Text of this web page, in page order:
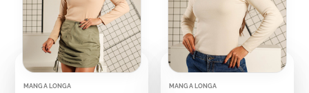
MANGA LONGA MANGA LONGA